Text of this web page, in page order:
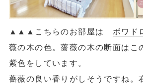
▲ ▲ ▲こちらのお部屋は ボワド
薇の木の色。薔薇の木の断面はこ
紫色をしています。
薔薇の良い香りがしそうですね。